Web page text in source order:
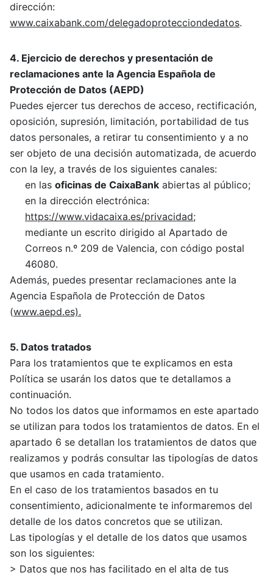
dirección:
www.caixabank.com/delegadoprotecciondedatos.
4. Ejercicio de derechos y presentación de
reclamaciones ante la Agencia Española de
Protección de Datos (AEPD)
Puedes ejercer tus derechos de acceso, rectificación,
oposición, supresión, limitación, portabilidad de tus
datos personales, a retirar tu consentimiento y a no
ser objeto de una decisión automatizada, de acuerdo
con la ley, a través de los siguientes canales:
en las oficinas de CaixaBank abiertas al público;
en la dirección electrónica:
https://www.vidacaixa.es/privacidad;
mediante un escrito dirigido al Apartado de
Correos n.º 209 de Valencia, con código postal
46080.
Además, puedes presentar reclamaciones ante la
Agencia Española de Protección de Datos
(www.aepd.es).
5. Datos tratados
Para los tratamientos que te explicamos en esta
Política se usarán los datos que te detallamos a
continuación.
No todos los datos que informamos en este apartado
se utilizan para todos los tratamientos de datos. En el
apartado 6 se detallan los tratamientos de datos que
realizamos y podrás consultar las tipologías de datos
que usamos en cada tratamiento.
En el caso de los tratamientos basados en tu
consentimiento, adicionalmente te informaremos del
detalle de los datos concretos que se utilizan.
Las tipologías y el detalle de los datos que usamos
son los siguientes:
> Datos que nos has facilitado en el alta de tus